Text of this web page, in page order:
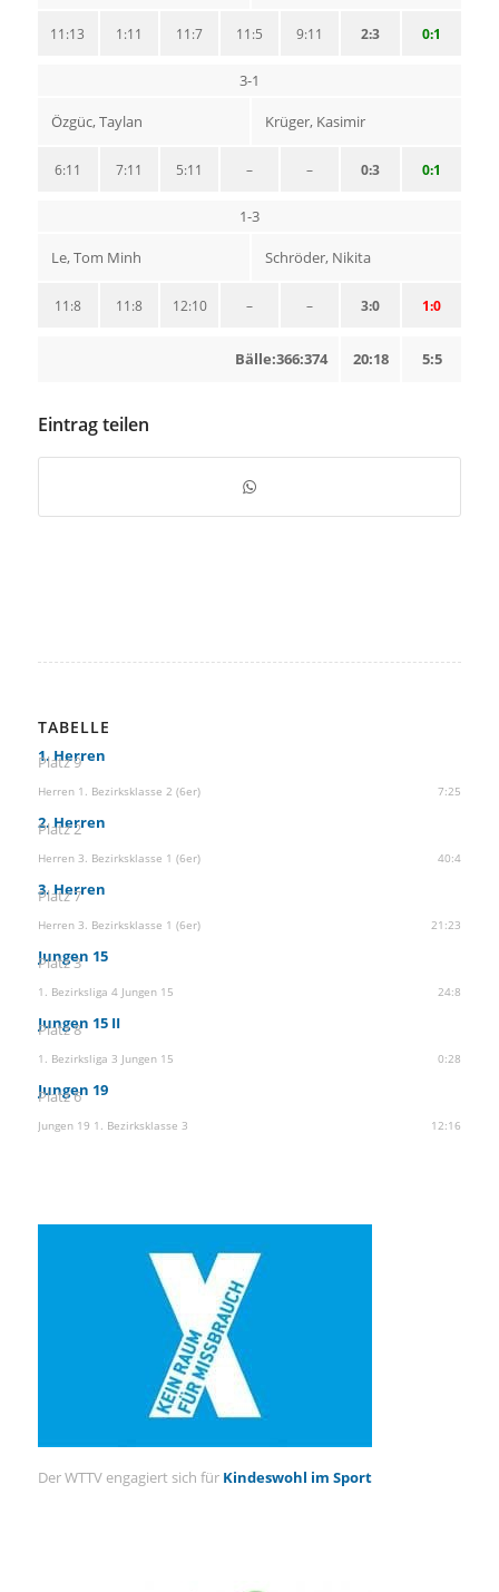
0:1
2:3
9:11
11:5
11:7
1:11
11:13
3-1
Özgüc, Taylan Krüger, Kasimir
0:1
0:3
–
–
5:11
7:11
6:11
1-3
Le, Tom Minh Schröder, Nikita
1:0
3:0
–
–
12:10
11:8
11:8
5:5
20:18
Bälle:366:374
Eintrag teilen
TABELLE
1. Herren
Platz 9
Herren 1. Bezirksklasse 2 (6er) 7:25
2. Herren
Platz 2
Herren 3. Bezirksklasse 1 (6er) 40:4
3. Herren
Platz 7
Herren 3. Bezirksklasse 1 (6er) 21:23
Jungen 15
Platz 3
1. Bezirksliga 4 Jungen 15 24:8
Jungen 15 II
Platz 8
1. Bezirksliga 3 Jungen 15 0:28
Jungen 19
Platz 6
Jungen 19 1. Bezirksklasse 3 12:16
Der WTTV engagiert sich für Kindeswohl im Sport